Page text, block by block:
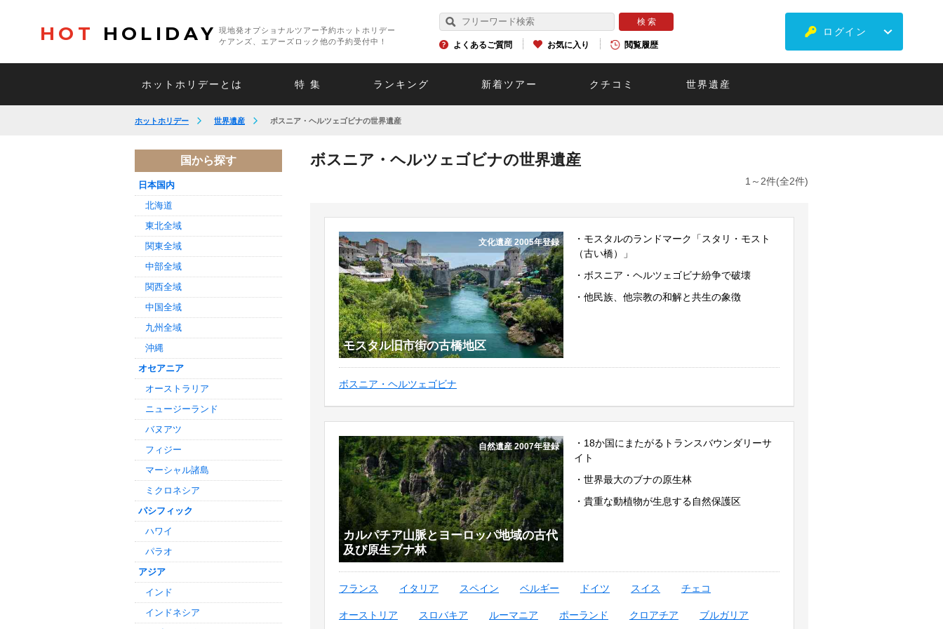
HOT HOLIDAY
現地発オプショナルツアー予約ホットホリデー
ケアンズ、エアーズロック他の予約受付中！
よくあるご質問 お気に入り 閲覧履歴
ログイン
ホットホリデーとは 特 集 ランキング 新着ツアー クチコミ 世界遺産
ホットホリデー 世界遺産 ボスニア・ヘルツェゴビナの世界遺産
ボスニア・ヘルツェゴビナの世界遺産
1～2件(全2件)
モスタル旧市街の古橋地区
文化遺産 2005年登録
・モスタルのランドマーク「スタリ・モスト
（古い橋）」
・ボスニア・ヘルツェゴビナ紛争で破壊
・他民族、他宗教の和解と共生の象徴
ボスニア・ヘルツェゴビナ
カルパチア山脈とヨーロッパ地域の古代
及び原生ブナ林
自然遺産 2007年登録
・18か国にまたがるトランスバウンダリーサ
イト
・世界最大のブナの原生林
・貴重な動植物が生息する自然保護区
フランス イタリア スペイン ベルギー ドイツ スイス チェコ
オーストリア スロバキア ルーマニア ポーランド クロアチア ブルガリア
国から探す
日本国内
北海道
東北全域
関東全域
中部全域
関西全域
中国全域
九州全域
沖縄
オセアニア
オーストラリア
ニュージーランド
バヌアツ
フィジー
マーシャル諸島
ミクロネシア
パシフィック
ハワイ
パラオ
アジア
インド
インドネシア